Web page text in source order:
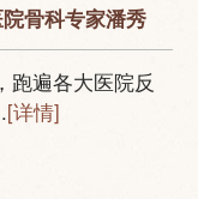
骨科专家潘秀
跑遍各大医院反
[详情]